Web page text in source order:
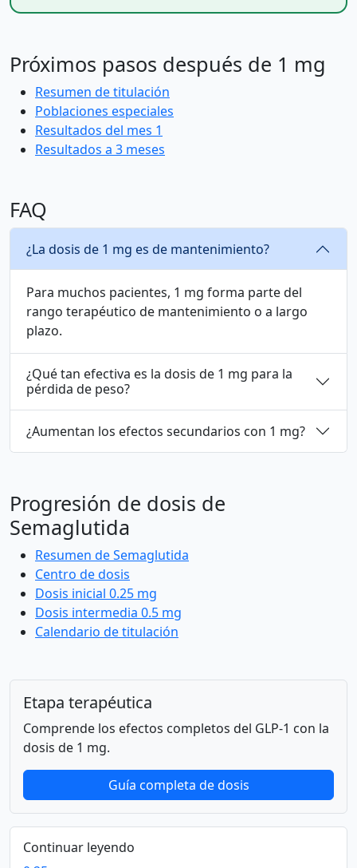
Próximos pasos después de 1 mg
Resumen de titulación
Poblaciones especiales
Resultados del mes 1
Resultados a 3 meses
FAQ
¿La dosis de 1 mg es de mantenimiento?
Para muchos pacientes, 1 mg forma parte del
rango terapéutico de mantenimiento o a largo
plazo.
¿Qué tan efectiva es la dosis de 1 mg para la
pérdida de peso?
¿Aumentan los efectos secundarios con 1 mg?
Progresión de dosis de
Semaglutida
Resumen de Semaglutida
Centro de dosis
Dosis inicial 0.25 mg
Dosis intermedia 0.5 mg
Calendario de titulación
Etapa terapéutica
Comprende los efectos completos del GLP-1 con la
dosis de 1 mg.
Guía completa de dosis
Continuar leyendo